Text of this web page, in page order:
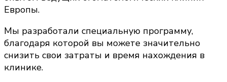
Европы.
Мы разработали специальную программу,
благодаря которой вы можете значительно
снизить свои затраты и время нахождения в
клинике.